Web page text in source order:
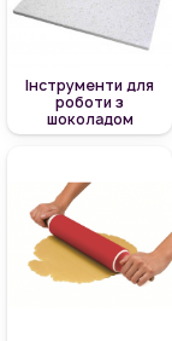
Інструменти для
роботи з
шоколадом